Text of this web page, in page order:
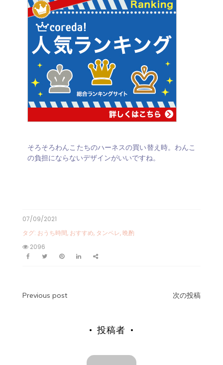
そろそろわんこたちのハーネスの買い替え時。わんこ
の負担にならないデザインがいいですね。
07/09/2021
タグ: おうち時間, おすすめ, タンペレ,晩酌
2096
Previous post 次の投稿
投稿者